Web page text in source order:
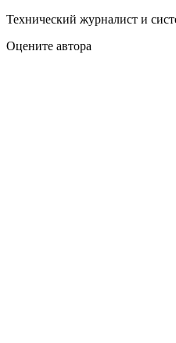
Технический журналист и
Оцените автора